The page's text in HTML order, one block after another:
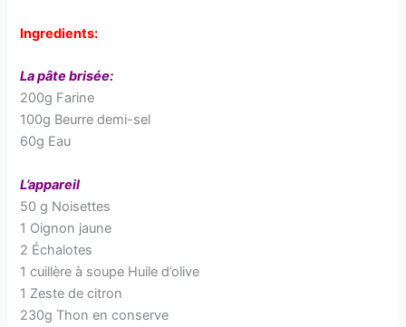
Ingredients:
La pâte brisée:
200g Farine
100g Beurre demi-sel
60g Eau
L’appareil
50 g Noisettes
1 Oignon jaune
2 Échalotes
1 cuillère à soupe Huile d’olive
1 Zeste de citron
230g Thon en conserve